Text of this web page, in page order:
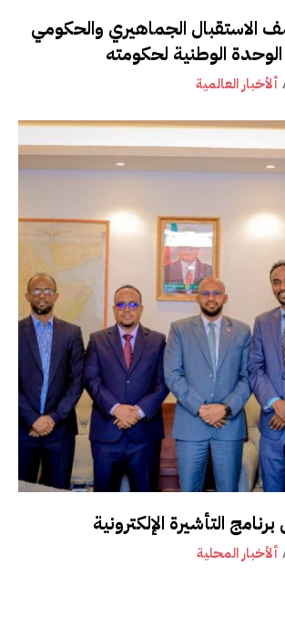
الاستقبال الجماهيري والحكومي
الوطنية لحكومته
ألأخبار العالمية
التأشيرة الإلكترونية
ألأخبار المحلية